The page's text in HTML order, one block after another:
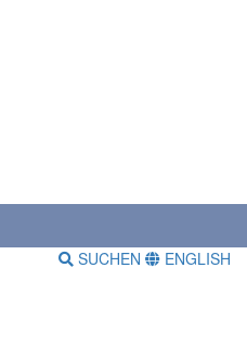
SUCHEN ENGLISH